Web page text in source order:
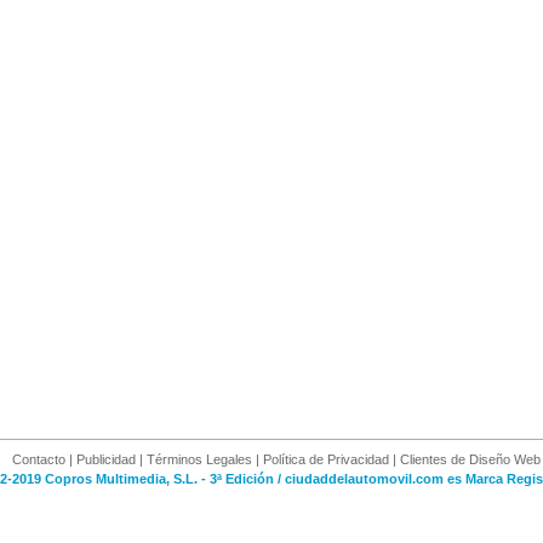
Contacto | Publicidad | Términos Legales | Política de Privacidad | Clientes de Diseño Web
2019 Copros Multimedia, S.L. - 3ª Edición / ciudaddelautomovil.com es Marca